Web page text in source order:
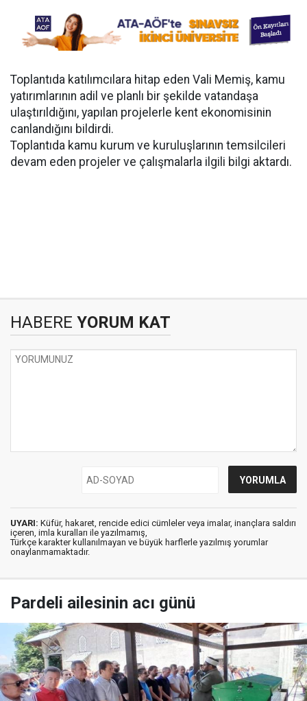
Toplantıda katılımcılara hitap eden Vali Memiş, kamu
yatırımlarının adil ve planlı bir şekilde vatandaşa
ulaştırıldığını, yapılan projelerle kent ekonomisinin
canlandığını bildirdi.
Toplantıda kamu kurum ve kuruluşlarının temsilcileri
devam eden projeler ve çalışmalarla ilgili bilgi aktardı.
HABERE YORUM KAT
UYARI: Küfür, hakaret, rencide edici cümleler veya imalar, inançlara saldırı
içeren, imla kuralları ile yazılmamış,
Türkçe karakter kullanılmayan ve büyük harflerle yazılmış yorumlar
onaylanmamaktadır.
Pardeli ailesinin acı günü